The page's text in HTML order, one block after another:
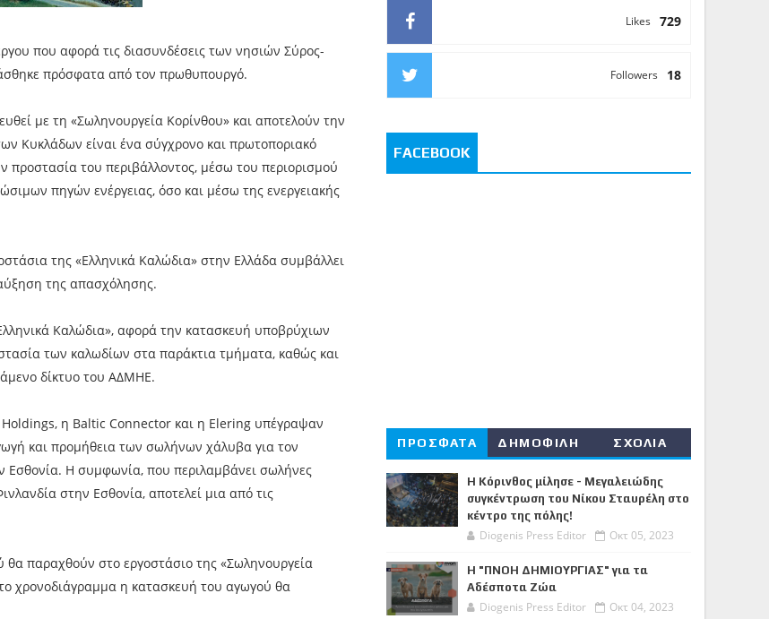
που αφορά τις διασυνδέσεις των νησιών Σύρος-
πρόσφατα από τον πρωθυπουργό.
με τη «Σωληνουργεία Κορίνθου» και αποτελούν την
Κυκλάδων είναι ένα σύγχρονο και πρωτοποριακό
προστασία του περιβάλλοντος, μέσω του περιορισμού
πηγών ενέργειας, όσο και μέσω της ενεργειακής
της «Ελληνικά Καλώδια» στην Ελλάδα συμβάλλει
της απασχόλησης.
Καλώδια», αφορά την κατασκευή υποβρύχιων
των καλωδίων στα παράκτια τμήματα, καθώς και
δίκτυο του ΑΔΜΗΕ.
η Baltic Connector και η Elering υπέγραψαν
και προμήθεια των σωλήνων χάλυβα για τον
Εσθονία. Η συμφωνία, που περιλαμβάνει σωλήνες
στην Εσθονία, αποτελεί μια από τις
παραχθούν στο εργοστάσιο της «Σωληνουργεία
χρονοδιάγραμμα η κατασκευή του αγωγού θα
729
Likes
18
Followers
FACEBOOK
ΠΡΟΣΦΑΤΑ ΔΗΜΟΦΙΛΗ ΣΧΟΛΙΑ
Η Κόρινθος μίλησε - Μεγαλειώδης
συγκέντρωση του Νίκου Σταυρέλη στο
κέντρο της πόλης!
Diogenis Press Editor Οκτ 05, 2023
Η "ΠΝΟΗ ΔΗΜΙΟΥΡΓΙΑΣ" για τα
Αδέσποτα Ζώα
Diogenis Press Editor Οκτ 04, 2023